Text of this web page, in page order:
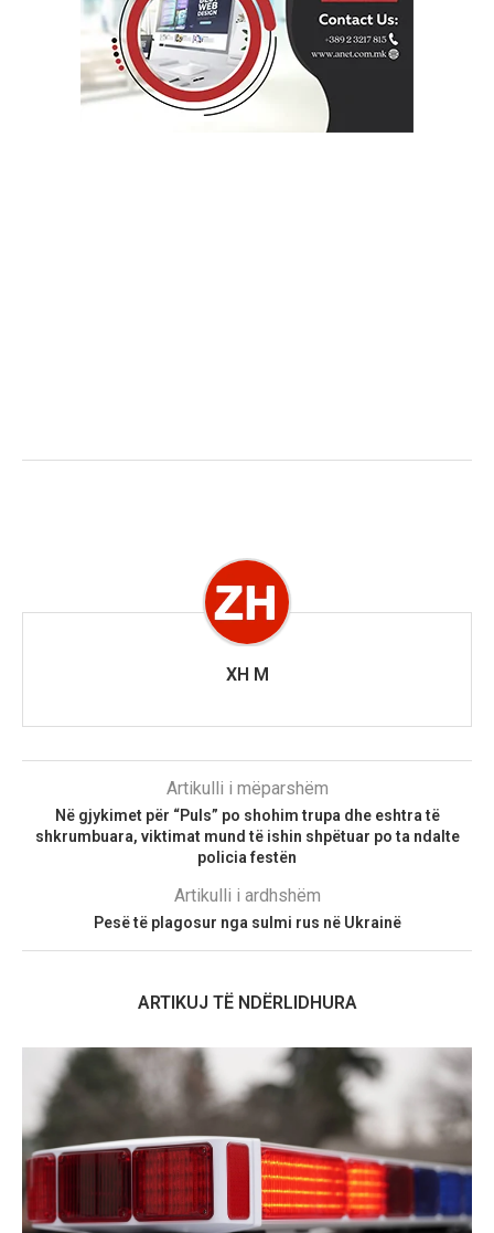
XH M
Artikulli i mëparshëm
Në gjykimet për “Puls” po shohim trupa dhe eshtra të
shkrumbuara, viktimat mund të ishin shpëtuar po ta ndalte
policia festën
Artikulli i ardhshëm
Pesë të plagosur nga sulmi rus në Ukrainë
ARTIKUJ TË NDËRLIDHURA